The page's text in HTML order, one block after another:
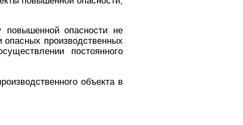
повышенной опасности не
опасных производственных
постоянного
объекта в